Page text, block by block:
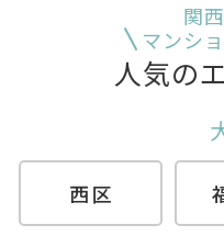
関
マンシ
人気の
西区